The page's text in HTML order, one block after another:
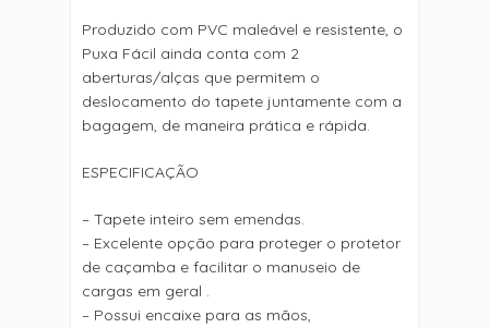
Produzido com PVC maleável e resistente, o
Puxa Fácil ainda conta com 2
aberturas/alças que permitem o
deslocamento do tapete juntamente com a
bagagem, de maneira prática e rápida.
ESPECIFICAÇÃO
– Tapete inteiro sem emendas.
– Excelente opção para proteger o protetor
de caçamba e facilitar o manuseio de
cargas em geral .
– Possui encaixe para as mãos,